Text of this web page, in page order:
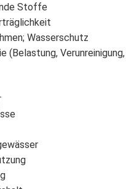
Stoffe
Wasserschutz
(Belastung, Verunreinigung,